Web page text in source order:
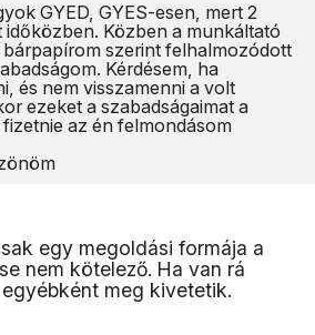
GYED, GYES-esen, mert 2
Közben a munkáltató
szerint felhalmozódott
Kérdésem, ha
és nem visszamenni a volt
ezeket a szabadságaimat a
az én felmondásom
egy megoldási formája a
nem kötelező. Ha van rá
meg kivetetik.